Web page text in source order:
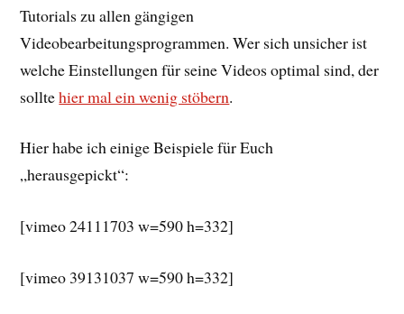
Tutorials zu allen gängigen
Videobearbeitungsprogrammen. Wer sich unsicher ist
welche Einstellungen für seine Videos optimal sind, der
solltehier mal ein wenig stöbern.
Hier habe ich einige Beispiele für Euch
„herausgepickt“:
[vimeo 24111703 w=590 h=332]
[vimeo 39131037 w=590 h=332]